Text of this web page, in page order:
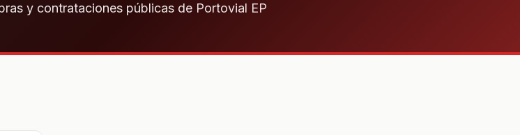
y contrataciones públicas de Portovial EP